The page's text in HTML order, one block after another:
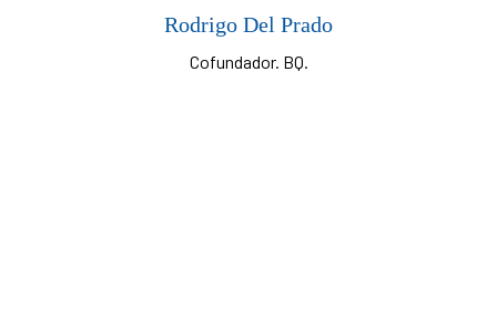
Rodrigo Del Prado
Cofundador. BQ.